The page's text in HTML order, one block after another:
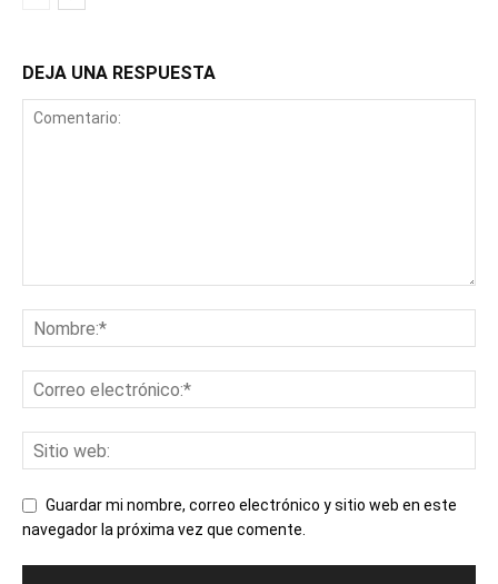
DEJA UNA RESPUESTA
Guardar mi nombre, correo electrónico y sitio web en este
navegador la próxima vez que comente.